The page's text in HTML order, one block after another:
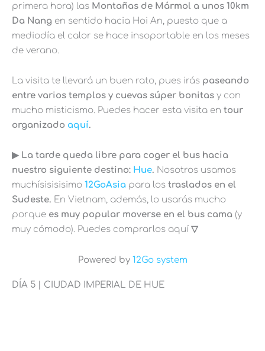
primera hora) las Montañas de Mármol a unos 10km
Da Nang en sentido hacia Hoi An, puesto que a
mediodía el calor se hace insoportable en los meses
de verano.
La visita te llevará un buen rato, pues irás paseando
entre varios templos y cuevas súper bonitas y con
mucho misticismo. Puedes hacer esta visita en tour
organizado aquí.
▶︎ La tarde queda libre para coger el bus hacia
nuestro siguiente destino: Hue. Nosotros usamos
muchísisisisimo 12GoAsia para los traslados en el
Sudeste. En Vietnam, además, lo usarás mucho
porque es muy popular moverse en el bus cama (y
muy cómodo). Puedes comprarlos aquí ▽
Powered by 12Go system
DÍA 5 | CIUDAD IMPERIAL DE HUE